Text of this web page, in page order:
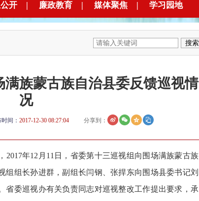
开 | 廉政教育 | 媒体聚焦 | 学习园地
族蒙古族自治县委反馈巡视情
况
间： 2017-12-30 08:27:04 分享到：
年12月11日，省委第十三巡视组向围场满族蒙古族
组组长孙进群，副组长闫钢、张捍东向围场县委书记刘
省委巡视办有关负责同志对巡视整改工作提出要求，承